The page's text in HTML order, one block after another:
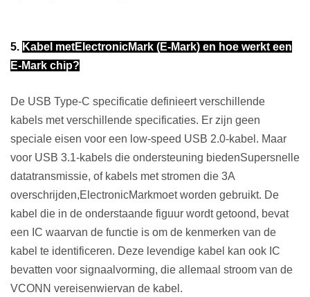
5. Kabel metE lectronicMark (E-Mark) en hoe werkt een
E-Mark chip?
De USB Type-C specificatie definieert verschillende
kabels met verschillende specificaties. Er zijn geen
speciale eisen voor een low-speed USB 2.0-kabel. Maar
voor USB 3.1-kabels die ondersteuning biedenSupersnelle
datatransmissie, of kabels met stromen die 3A
overschrijden,E lectronicMarkmoet worden gebruikt. De
kabel die in de onderstaande figuur wordt getoond, bevat
een IC waarvan de functie is om de kenmerken van de
kabel te identificeren. Deze levendige kabel kan ook IC
bevatten voor signaalvorming, die allemaal stroom van de
VCONN vereisenwiervan de kabel.